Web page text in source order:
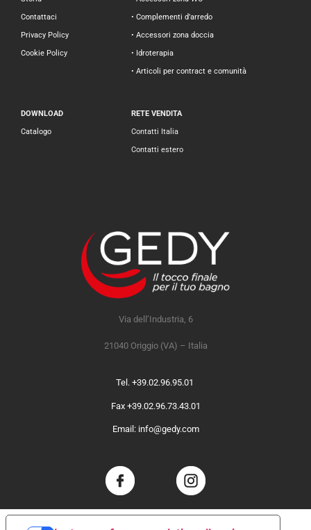
Contattaci
Privacy Policy
Cookie Policy
• Complementi d’arredo
• Accessori zona doccia
• Idroterapia
• Articoli per contract e comunità
DOWNLOAD
Catalogo
RETE VENDITA
Contatti Italia
Contatti estero
Via dell’Industria, 6
21040 Origgio (VA) – Italia
Tel. +39.02.96.95.01
Fax +39.02.96.73.43.01
Email: info@gedy.com